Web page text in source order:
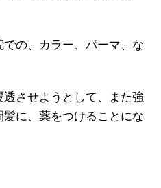
の、カラー、パーマ、な
させようとして、また強
に、薬をつけることにな